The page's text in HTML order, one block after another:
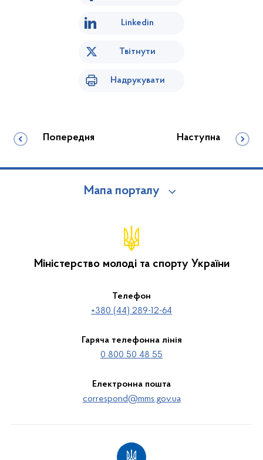
Linkedin
Твітнути
Надрукувати
Попередня Наступна
Мапа порталу
Міністерство молоді та спорту України
Телефон
+380 (44) 289-12-64
Гаряча телефонна лінія
0 800 50 48 55
Електронна пошта
correspond@mms.gov.ua